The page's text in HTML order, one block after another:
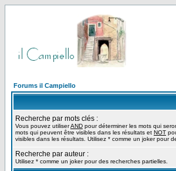
Forums il Campiello
Recherche par mots clés :
Vous pouvez utiliserAND pour déterminer les mots qui
mots qui peuvent être visibles dans les résultats et NOT
visibles dans les résultats. Utilisez * comme un joker pour
Recherche par auteur :
Utilisez * comme un joker pour des recherches partielles.